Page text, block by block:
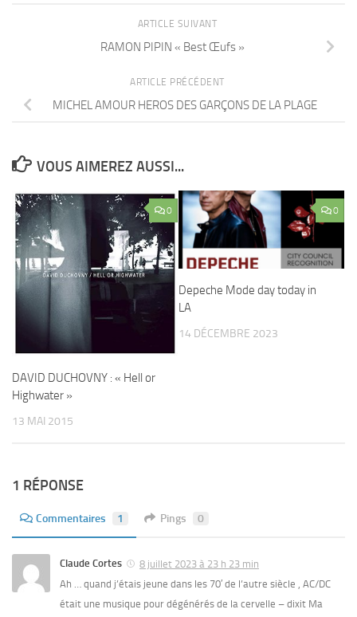
ARTICLE SUIVANT
RAMON PIPIN « Best Œufs »
ARTICLE PRÉCÉDENT
MICHEL AMOUR HEROS DES GARÇONS DE LA PLAGE
VOUS AIMEREZ AUSSI...
0
DAVID DUCHOVNY : « Hell or
Highwater »
13 MAI 2015
0
Depeche Mode day today in
LA
14 DÉCEMBRE 2023
1 RÉPONSE
Commentaires 1 Pings 0
Claude Cortes
8 juillet 2023 à 23 h 23 min
Ah … quand j’étais jeune dans les 70′ de l’autre siècle , AC/DC
était une musique pour dégénérés de la cervelle – dixit Ma